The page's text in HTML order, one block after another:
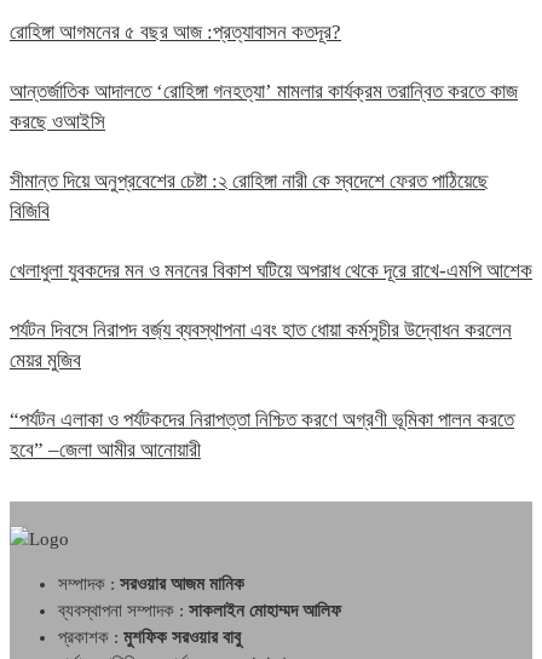
রোহিঙ্গা আগমনের ৫ বছর আজ :প্রত্যাবাসন কতদূর?
আন্তর্জাতিক আদালতে ‘রোহিঙ্গা গনহত্যা’ মামলার কার্যক্রম তরান্বিত করতে কাজ
করছে ওআইসি
সীমান্ত দিয়ে অনুপ্রবেশের চেষ্টা :২ রোহিঙ্গা নারী কে স্বদেশে ফেরত পাঠিয়েছে
বিজিবি
খেলাধুলা যুবকদের মন ও মননের বিকাশ ঘটিয়ে অপরাধ থেকে দূরে রাখে-এমপি আশেক
পর্যটন দিবসে নিরাপদ বর্জ্য ব্যবস্থাপনা এবং হাত ধোয়া কর্মসুচীর উদ্বোধন করলেন
মেয়র মুজিব
“পর্যটন এলাকা ও পর্যটকদের নিরাপত্তা নিশ্চিত করণে অগ্রণী ভূমিকা পালন করতে
হবে” –জেলা আমীর আনোয়ারী
সম্পাদক : সরওয়ার আজম মানিক
ব্যবস্থাপনা সম্পাদক : সাকলাইন মোহাম্মদ আলিফ
প্রকাশক : মুশফিক সরওয়ার বাবু